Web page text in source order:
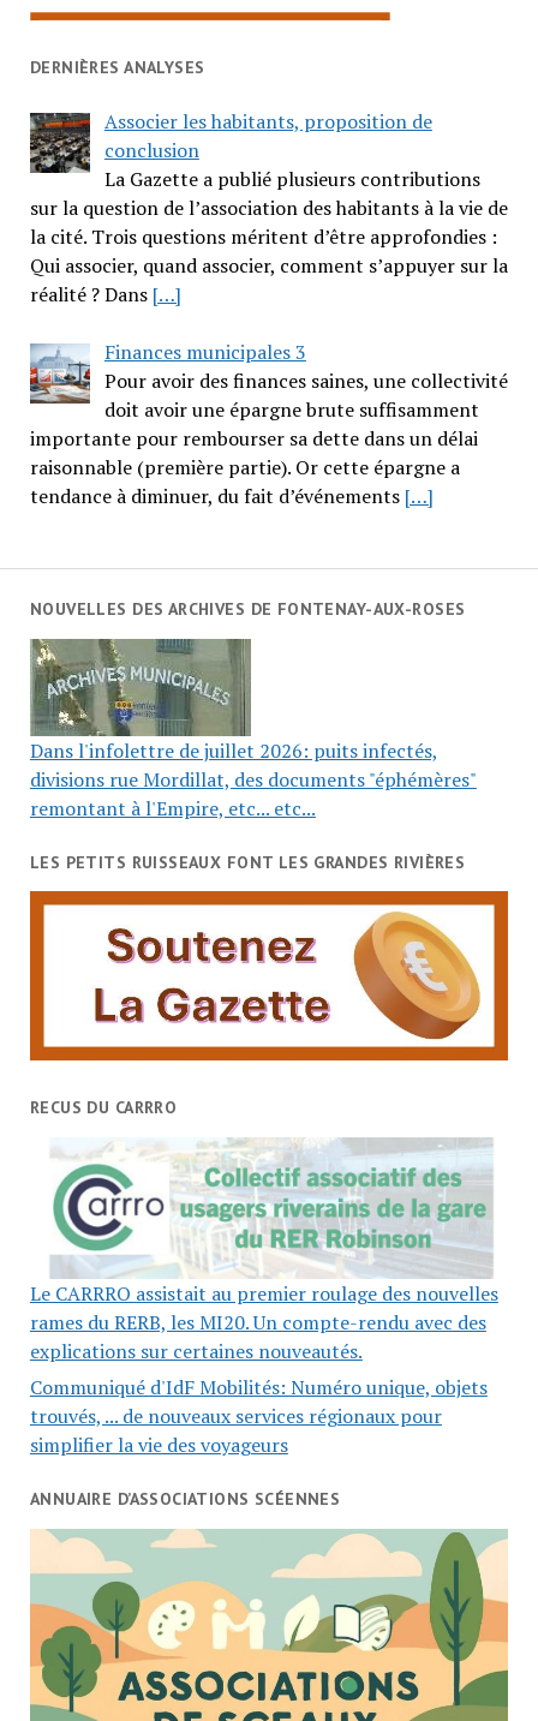
DERNIÈRES ANALYSES
Associer les habitants, proposition de
conclusion
La Gazette a publié plusieurs contributions
sur la question de l’association des habitants à la vie de
la cité. Trois questions méritent d’être approfondies :
Qui associer, quand associer, comment s’appuyer sur la
réalité ? Dans […]
Finances municipales 3
Pour avoir des finances saines, une collectivité
doit avoir une épargne brute suffisamment
importante pour rembourser sa dette dans un délai
raisonnable (première partie). Or cette épargne a
tendance à diminuer, du fait d’événements […]
NOUVELLES DES ARCHIVES DE FONTENAY-AUX-ROSES
Dans l'infolettre de juillet 2026: puits infectés,
divisions rue Mordillat, des documents "éphémères"
remontant à l'Empire, etc... etc...
LES PETITS RUISSEAUX FONT LES GRANDES RIVIÈRES
RECUS DU CARRRO
Le CARRRO assistait au premier roulage des nouvelles
rames du RERB, les MI20. Un compte-rendu avec des
explications sur certaines nouveautés.
Communiqué d'IdF Mobilités: Numéro unique, objets
trouvés, ... de nouveaux services régionaux pour
simplifier la vie des voyageurs
ANNUAIRE D’ASSOCIATIONS SCÉENNES